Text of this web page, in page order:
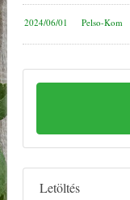
2024/06/01 Pelso-Kom
Letöltés